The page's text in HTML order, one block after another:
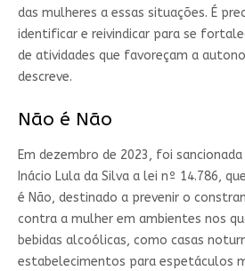
das mulheres a essas situações. É
identificar e reivindicar para se
de atividades que favoreçam a
descreve.
Não é Não
Em dezembro de 2023, foi
Inácio Lula da Silva a lei nº 14.786,
é Não, destinado a prevenir o
contra a mulher em ambientes nos
bebidas alcoólicas, como casas
estabelecimentos para espetáculos